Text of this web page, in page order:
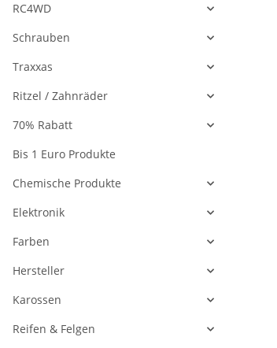
RC4WD
Schrauben
Traxxas
Ritzel / Zahnräder
70% Rabatt
Bis 1 Euro Produkte
Chemische Produkte
Elektronik
Farben
Hersteller
Karossen
Reifen & Felgen